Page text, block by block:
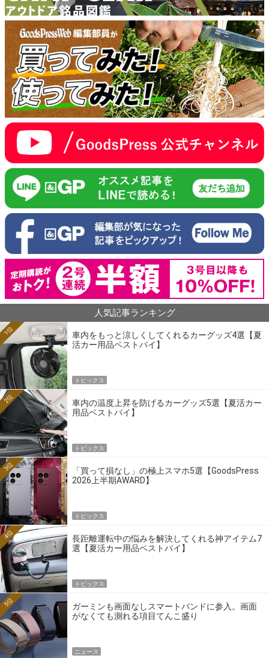
人気記事ランキング
車内をもっと涼しくしてくれるカーグッズ4選【夏
活カー用品ベストバイ】
1位
トピックス
車内の温度上昇を防げるカーグッズ5選【夏活カー
用品ベストバイ】
2位
トピックス
「買って損なし」の極上スマホ5選【GoodsPress
2026上半期AWARD】
3位
トピックス
長距離運転中の悩みを解決してくれる神アイテム7
選【夏活カー用品ベストバイ】
4位
トピックス
ガーミンも画面なしスマートバンドに参入。画面
がなくても測れる項目てんこ盛り
5位
ニュース